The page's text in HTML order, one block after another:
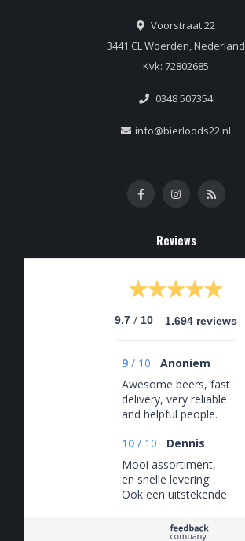
Voorstraat 22
3441 CL Woerden, Nederland
Kvk: 72802685
0348 507354
info@bierloods22.nl
Reviews
9.7 / 10 1.694 reviews
9 / 10
Anoniem
Awesome beers, fast
delivery, very reliable
and helpful people.
10 / 10
Dennis
Mooi assortiment,
en snelle levering!
Ook een uitstekende
snel en adequaat